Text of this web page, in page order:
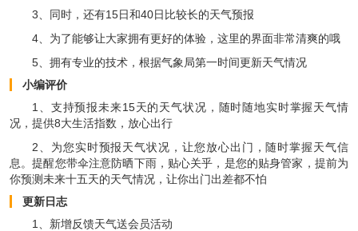
3、同时，还有15日和40日比较长的天气预报
4、为了能够让大家拥有更好的体验，这里的界面非常清爽的哦
5、拥有专业的技术，根据气象局第一时间更新天气情况
小编评价
1、支持预报未来15天的天气状况，随时随地实时掌握天气情
况，提供8大生活指数，放心出行
2、为您实时预报天气状况，让您放心出门，随时掌握天气信
息。提醒您带伞注意防晒下雨，贴心关乎，是您的贴身管家，提前为
你预测未来十五天的天气情况，让你出门出差都不怕
更新日志
1、新增反馈天气送会员活动